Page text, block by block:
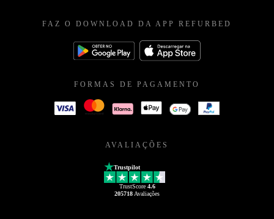
FAZ O DOWNLOAD DA APP REFURBED
FORMAS DE PAGAMENTO
AVALIAÇÕES
Trustpilot
TrustScore 4.6
205718 Avaliações